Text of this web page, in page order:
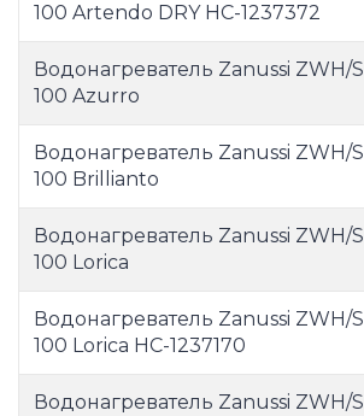
100 Artendo DRY НС-1237372
Водонагреватель Zanussi ZWH/S
100 Azurro
Водонагреватель Zanussi ZWH/S
100 Brillianto
Водонагреватель Zanussi ZWH/S
100 Lorica
Водонагреватель Zanussi ZWH/S
100 Lorica НС-1237170
Водонагреватель Zanussi ZWH/S